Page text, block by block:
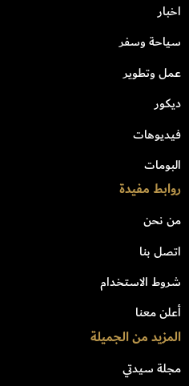
اخبار
سياحة وسفر
عمل وتطوير
ديكور
فيديوهات
البومات
روابط مفيدة
من نحن
اتصل بنا
شروط الاستخدام
أعلن معنا
المزيد من الجميلة
مجلة سيدتي